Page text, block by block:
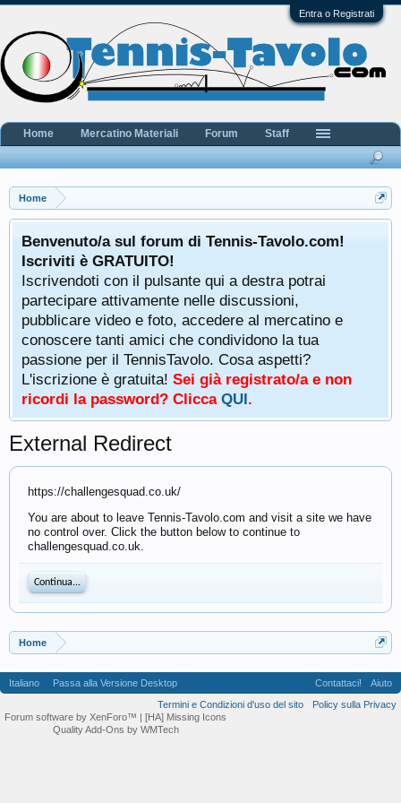
Entra o Registrati
Home
Benvenuto/a sul forum di Tennis-Tavolo.com!
Iscriviti è GRATUITO!
Iscrivendoti con il pulsante qui a destra potrai
partecipare attivamente nelle discussioni,
pubblicare video e foto, accedere al mercatino e
conoscere tanti amici che condividono la tua
passione per il TennisTavolo. Cosa aspetti?
L'iscrizione è gratuita! Sei già registrato/a e non
ricordi la password? Clicca QUI.
External Redirect
https://challengesquad.co.uk/
You are about to leave Tennis-Tavolo.com and visit a site we have
no control over. Click the button below to continue to
challengesquad.co.uk.
Continua...
Home
Home Mercatino Materiali Forum Staff
Italiano Passa alla Versione Desktop Contattaci!
Aiuto
Termini e Condizioni d'uso del sito
Policy sulla Privacy
Forum software by XenForo™ | [HA] Missing Icons
Quality Add-Ons by WMTech